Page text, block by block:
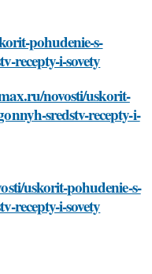
pohudenie-s-
recepty-i-sovety
novosti/uskorit-
sredstv-recepty-i-
uskorit-pohudenie-s-
recepty-i-sovety